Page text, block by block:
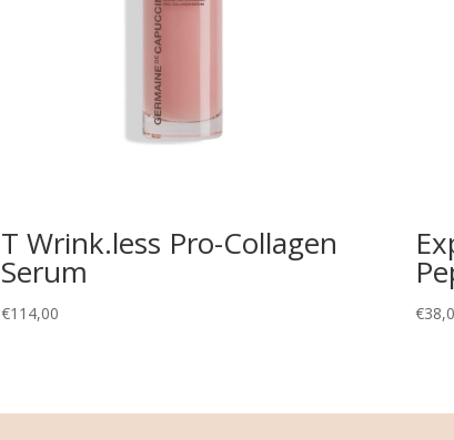
T Wrink.less Pro-Collagen
Serum
€114,00 €